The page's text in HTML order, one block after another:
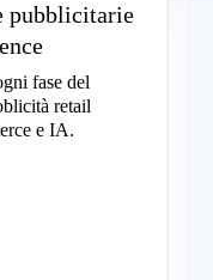
pubblicitarie
fase del
retail
e IA.